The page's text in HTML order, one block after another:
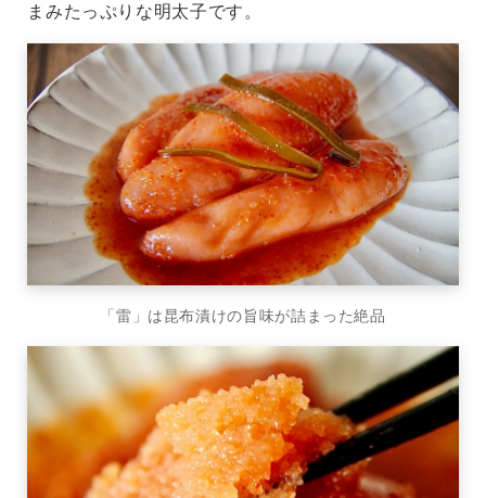
まみたっぷりな明太子です。
「雷」は昆布漬けの旨味が詰まった絶品